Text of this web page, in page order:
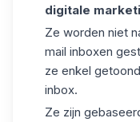
digitale
Ze worden niet
mail inboxen
ze enkel
inbox.
Ze zijn